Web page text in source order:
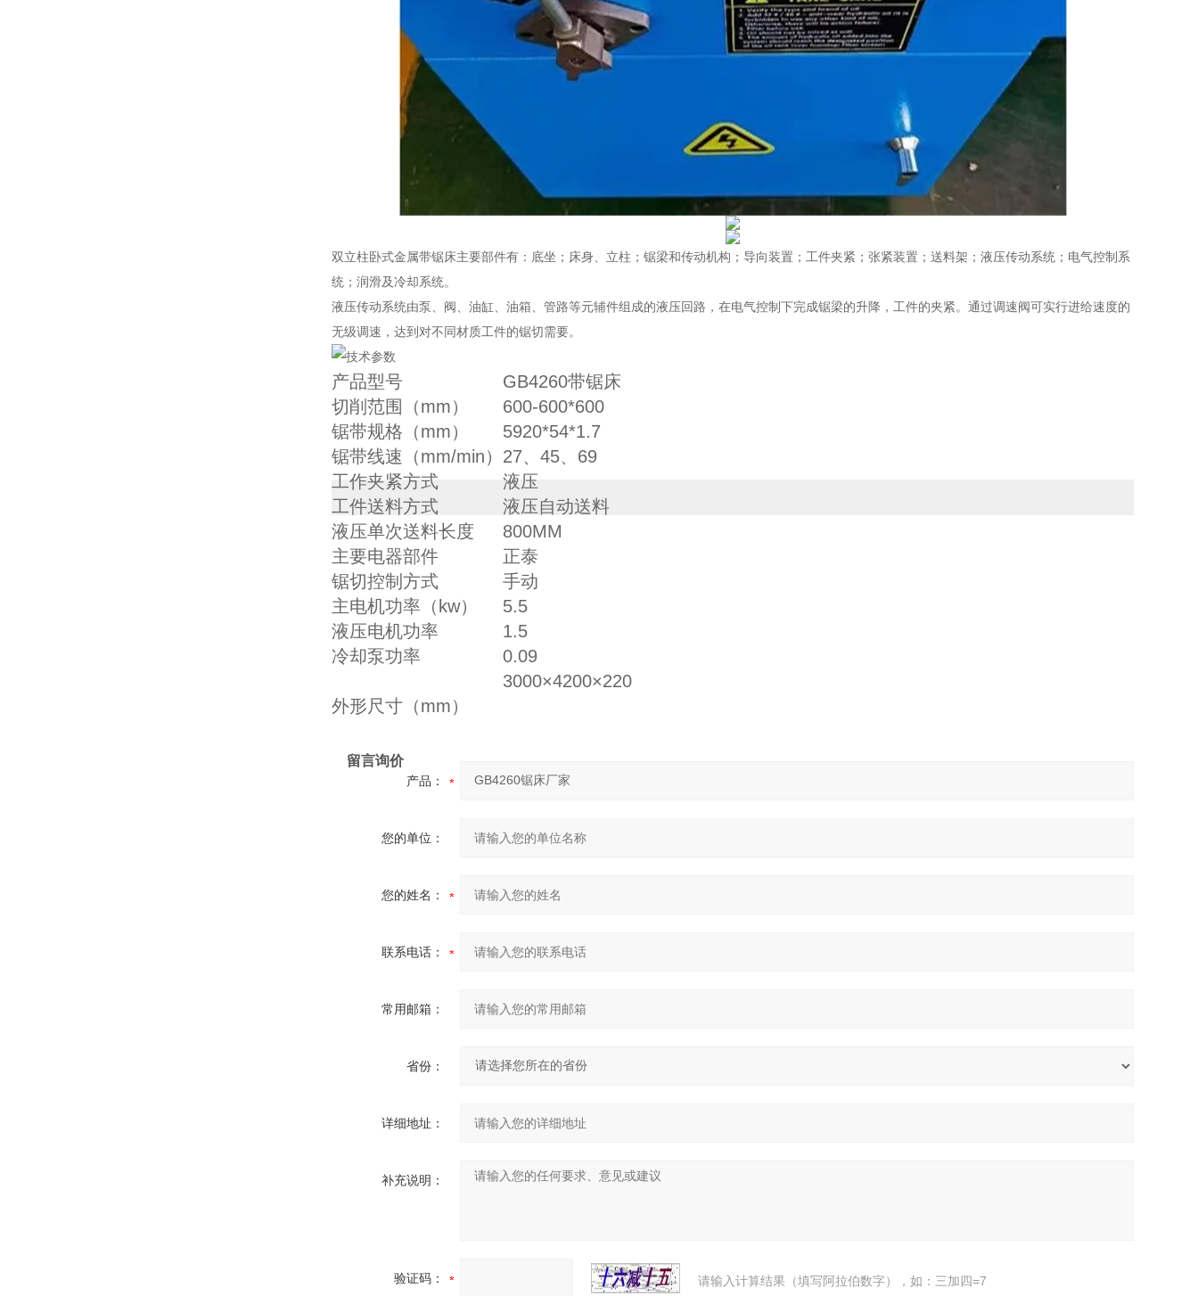
双立柱卧式金属带锯床主要部件有：底坐；床身、立柱；锯梁和传动机构；导向装置；工件夹紧；张紧装置；送料架；液压传动系统；电气控制系
统；润滑及冷却系统。
液压传动系统由泵、阀、油缸、油箱、管路等元辅件组成的液压回路，在电气控制下完成锯梁的升降，工件的夹紧。通过调速阀可实行进给速度的
无级调速，达到对不同材质工件的锯切需要。
产品型号
GB4260带锯床
切削范围（mm）
600-600*600
锯带规格（mm）
5920*54*1.7
锯带线速（mm/min） 27、45、69
工作夹紧方式
液压
工件送料方式
液压自动送料
液压单次送料长度
800MM
主要电器部件
正泰
锯切控制方式
手动
主电机功率（kw）
5.5
液压电机功率
1.5
冷却泵功率
0.09
外形尺寸（mm）
3000×4200×220
留言询价
产品：
您的单位：
您的姓名：
联系电话：
常用邮箱：
省份：
详细地址：
补充说明：
验证码： 请输入计算结果（填写阿拉伯数字），如：三加四=7